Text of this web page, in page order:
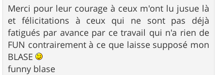
Merci pour leur courage à ceux m'ont lu jusue là
et félicitations à ceux qui ne sont pas déjà
fatigués par avance par ce travail qui n'a rien de
FUN contrairement à ce que laisse supposé mon
BLASE
funny blase